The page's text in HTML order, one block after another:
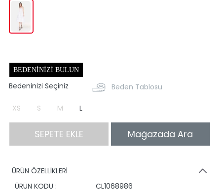
BEDENINIZI BULUN
Bedeninizi Seçiniz Beden Tablosu
XS S M L
SEPETE EKLE Mağazada Ara
ÜRÜN ÖZELLİKLERİ
ÜRÜN KODU :
CL1068986